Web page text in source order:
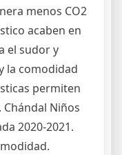
menos CO2
acaben en
el sudor y
la comodidad
permiten
Niños
2020-2021.